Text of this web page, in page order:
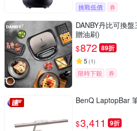
挑戰低價 券
DANBY丹比可換
贈油刷)
$872 89折
5 (1)
限時下殺 券
BenQ LaptopBar
$3,411 9折